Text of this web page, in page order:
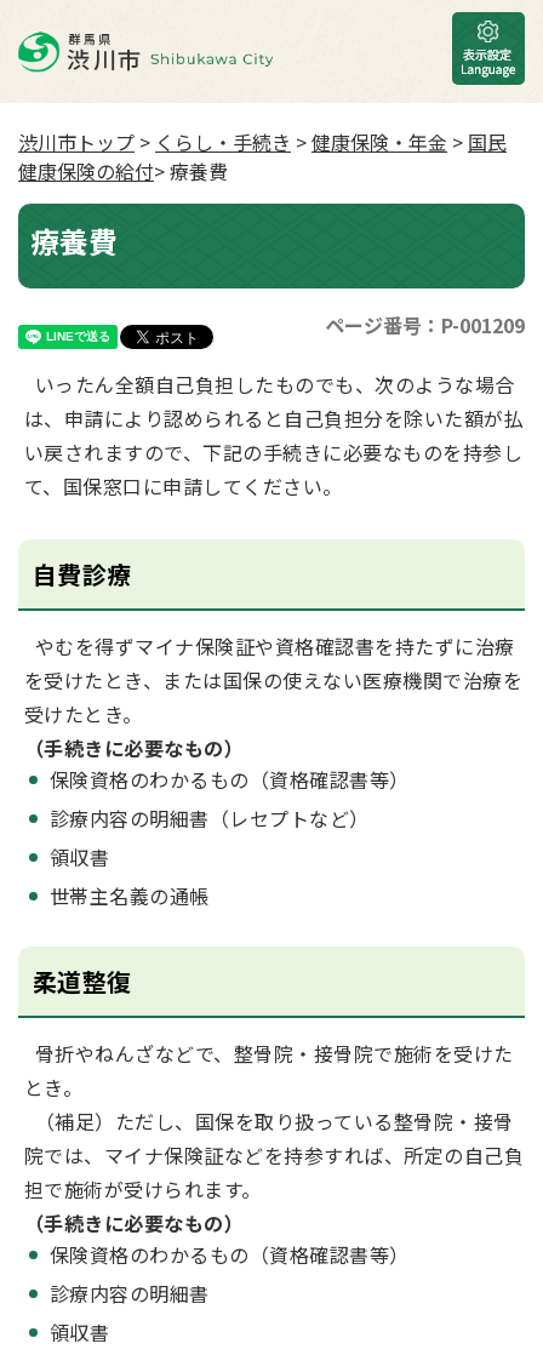
渋川市トップ > くらし・手続き >健康保険・年金 > 国民
健康保険の給付> 療養費
療養費
ページ番号：P-001209
いったん全額自己負担したものでも、次のような場合
は、申請により認められると自己負担分を除いた額が払
い戻されますので、下記の手続きに必要なものを持参し
て、国保窓口に申請してください。
自費診療
やむを得ずマイナ保険証や資格確認書を持たずに治療
を受けたとき、または国保の使えない医療機関で治療を
受けたとき。
（手続きに必要なもの）
保険資格のわかるもの（資格確認書等）
診療内容の明細書（レセプトなど）
領収書
世帯主名義の通帳
柔道整復
骨折やねんざなどで、整骨院・接骨院で施術を受けた
とき。
（補足）ただし、国保を取り扱っている整骨院・接骨
院では、マイナ保険証などを持参すれば、所定の自己負
担で施術が受けられます。
（手続きに必要なもの）
保険資格のわかるもの（資格確認書等）
診療内容の明細書
領収書